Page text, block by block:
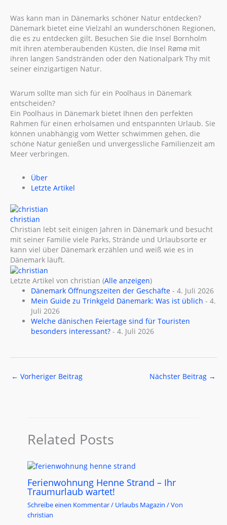
Was kann man in Dänemarks schöner Natur entdecken?
Dänemark bietet eine Vielzahl an wunderschönen Regionen,
die es zu entdecken gilt. Besuchen Sie die Insel Bornholm
mit ihren atemberaubenden Küsten, die Insel Rømø mit
ihren langen Sandstränden oder den Nationalpark Thy mit
seiner einzigartigen Natur.
Warum sollte man sich für ein Poolhaus in Dänemark
entscheiden?
Ein Poolhaus in Dänemark bietet Ihnen den perfekten
Rahmen für einen erholsamen und entspannten Urlaub. Sie
können unabhängig vom Wetter schwimmen gehen, die
schöne Natur genießen und unvergessliche Familienzeit am
Meer verbringen.
Über
Letzte Artikel
christian
Christian lebt seit einigen Jahren in Dänemark und besucht
mit seiner Familie viele Parks, Strände und Urlaubsorte er
kann viel über Dänemark erzählen und weiß wie es in
Dänemark läuft.
Letzte Artikel von christian (Alle anzeigen)
Dänemark Öffnungszeiten der Geschäfte - 4. Juli 2026
Mein Guide zu Trinkgeld Dänemark: Was ist üblich - 4.
Juli 2026
Welche dänischen Feiertage sind für Touristen
besonders interessant? - 4. Juli 2026
← Vorheriger Beitrag Nächster Beitrag →
Related Posts
Ferienwohnung Henne Strand – Ihr
Traumurlaub wartet!
Schreibe einen Kommentar/ Urlaubs Magazin / Von
christian